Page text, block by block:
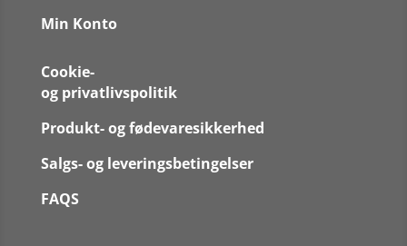
Min Konto
Cookie-
og privatlivspolitik
Produkt- og fødevaresikkerhed
Salgs- og leveringsbetingelser
FAQS